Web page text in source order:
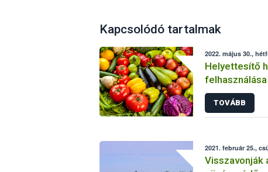
Kapcsolódó tartalmak
2022. május 30.,
Helyettesítő
felhasználása
TOVÁBB
2021. február 25.,
Visszavonják